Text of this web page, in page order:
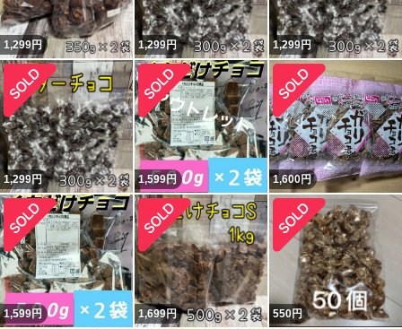
1,299円 1,299円 1,299円
1,299円 1,599円 1,600円
1,599円 1,699円 550円